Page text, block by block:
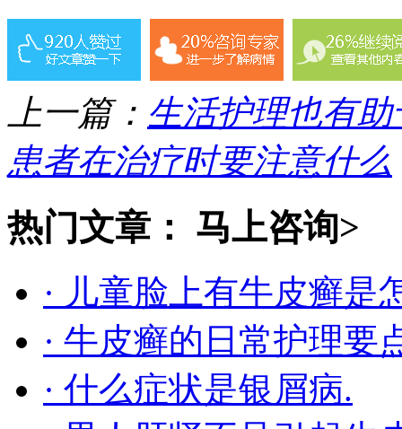
上一篇： 生活护理也有
患者在治疗时要注意什么
热门文章： 马上咨询>
· 儿童脸上有牛皮癣是
· 牛皮癣的日常护理要
· 什么症状是银屑病.